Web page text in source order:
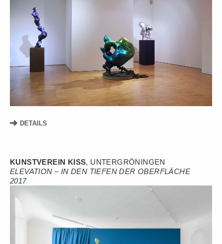
DETAILS
KUNSTVEREIN KISS, UNTERGRÖNINGEN
ELEVATION – IN DEN TIEFEN DER OBERFLÄCHE
2017